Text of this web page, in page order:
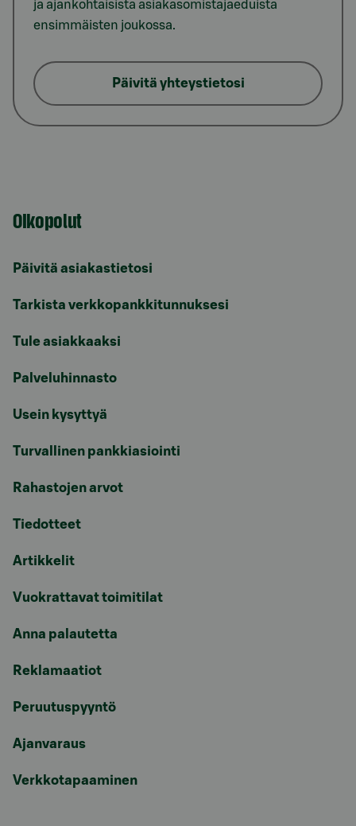
ja ajankohtaisista asiakasomistajaeduista
ensimmäisten joukossa.
Päivitä yhteystietosi
Oikopolut
Päivitä asiakastietosi
Tarkista verkkopankkitunnuksesi
Tule asiakkaaksi
Palveluhinnasto
Usein kysyttyä
Turvallinen pankkiasiointi
Rahastojen arvot
Tiedotteet
Artikkelit
Vuokrattavat toimitilat
Anna palautetta
Reklamaatiot
Peruutuspyyntö
Ajanvaraus
Verkkotapaaminen